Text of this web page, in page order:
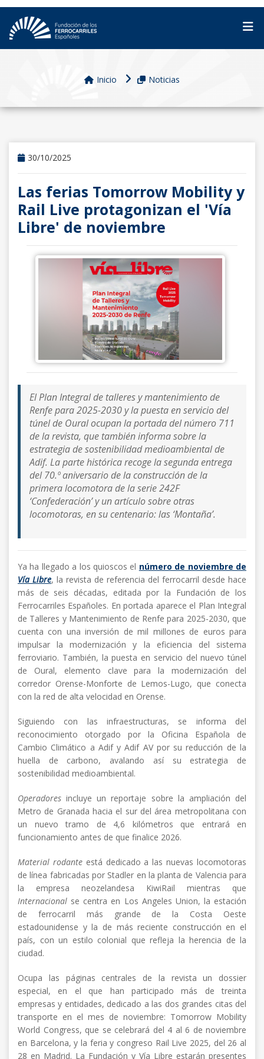
Inicio Noticias
30/10/2025
Las ferias Tomorrow Mobility y
Rail Live protagonizan el 'Vía
Libre' de noviembre
El Plan Integral de talleres y mantenimiento de
Renfe para 2025-2030 y la puesta en servicio del
túnel de Oural ocupan la portada del número 711
de la revista, que también informa sobre la
estrategia de sostenibilidad medioambiental de
Adif. La parte histórica recoge la segunda entrega
del 70.º aniversario de la construcción de la
primera locomotora de la serie 242F
‘Confederación’ y un artículo sobre otras
locomotoras, en su centenario: las ‘Montaña’.
Ya ha llegado a los quioscos el número de noviembre de
Vía Libre, la revista de referencia del ferrocarril desde hace
más de seis décadas, editada por la Fundación de los
Ferrocarriles Españoles. En portada aparece el Plan Integral
de Talleres y Mantenimiento de Renfe para 2025-2030, que
cuenta con una inversión de mil millones de euros para
impulsar la modernización y la eficiencia del sistema
ferroviario. También, la puesta en servicio del nuevo túnel
de Oural, elemento clave para la modernización del
corredor Orense-Monforte de Lemos-Lugo, que conecta
con la red de alta velocidad en Orense.
Siguiendo con las infraestructuras, se informa del
reconocimiento otorgado por la Oficina Española de
Cambio Climático a Adif y Adif AV por su reducción de la
huella de carbono, avalando así su estrategia de
sostenibilidad medioambiental.
Operadoresincluye un reportaje sobre la ampliación del
Metro de Granada hacia el sur del área metropolitana con
un nuevo tramo de 4,6 kilómetros que entrará en
funcionamiento antes de que finalice 2026.
Material rodanteestá dedicado a las nuevas locomotoras
de línea fabricadas por Stadler en la planta de Valencia para
la empresa neozelandesa KiwiRail mientras que
Internacional se centra en Los Angeles Union, la estación
de ferrocarril más grande de la Costa Oeste
estadounidense y la de más reciente construcción en el
país, con un estilo colonial que refleja la herencia de la
ciudad.
Ocupa las páginas centrales de la revista un dossier
especial, en el que han participado más de treinta
empresas y entidades, dedicado a las dos grandes citas del
transporte en el mes de noviembre: Tomorrow Mobility
World Congress, que se celebrará del 4 al 6 de noviembre
en Barcelona, y la feria y congreso Rail Live 2025, del 26 al
28 en Madrid. La Fundación y Vía Libre estarán presentes